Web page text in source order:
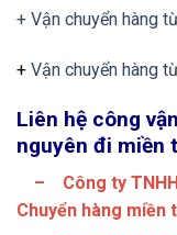
+ Vận chuyển hàng
+ Vận chuyển hàng
Liên hệ công
nguyên đi miền
– Công ty TNHH
Chuyển hàng miền